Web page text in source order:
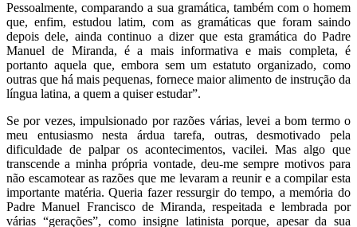
Pessoalmente, comparando a sua gramática, também com o homem
que, enfim, estudou latim, com as gramáticas que foram saindo
depois dele, ainda continuo a dizer que esta gramática do Padre
Manuel de Miranda, é a mais informativa e mais completa, é
portanto aquela que, embora sem um estatuto organizado, como
outras que há mais pequenas, fornece maior alimento de instrução da
língua latina, a quem a quiser estudar”.
Se por vezes, impulsionado por razões várias, levei a bom termo o
meu entusiasmo nesta árdua tarefa, outras, desmotivado pela
dificuldade de palpar os acontecimentos, vacilei. Mas algo que
transcende a minha própria vontade, deu-me sempre motivos para
não escamotear as razões que me levaram a reunir e a compilar esta
importante matéria. Queria fazer ressurgir do tempo, a memória do
Padre Manuel Francisco de Miranda, respeitada e lembrada por
várias “gerações”, como insigne latinista porque, apesar da sua